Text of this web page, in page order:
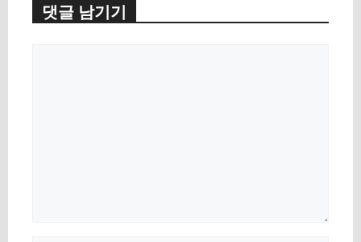
댓글 남기기